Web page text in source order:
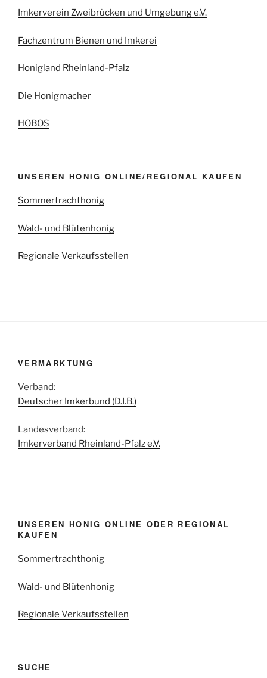
Imkerverein Zweibrücken und Umgebung e.V.
Fachzentrum Bienen und Imkerei
Honigland Rheinland-Pfalz
Die Honigmacher
HOBOS
UNSEREN HONIG ONLINE/REGIONAL KAUFEN
Sommertrachthonig
Wald- und Blütenhonig
Regionale Verkaufsstellen
VERMARKTUNG
Verband:
Deutscher Imkerbund (D.I.B.)
Landesverband:
Imkerverband Rheinland-Pfalz e.V.
UNSEREN HONIG ONLINE ODER REGIONAL
KAUFEN
Sommertrachthonig
Wald- und Blütenhonig
Regionale Verkaufsstellen
SUCHE